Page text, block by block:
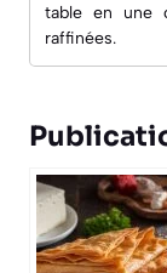
table en une
raffinées.